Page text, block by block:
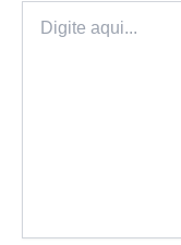
aqui...